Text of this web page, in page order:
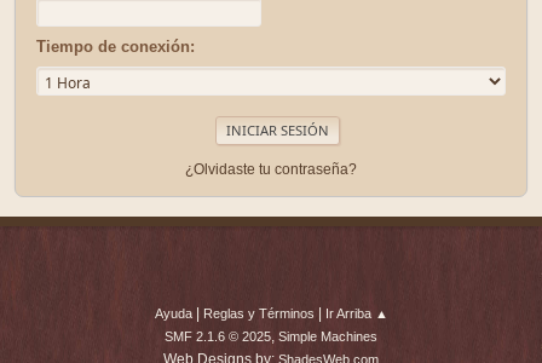
Tiempo de conexión:
¿Olvidaste tu contraseña?
Ayuda| Reglas y Términos
Ir Arriba ▲
SMF 2.1.6 © 2025, Simple Machines
ShadesWeb.com